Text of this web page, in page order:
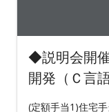
◆説明会開
開発（Ｃ言
(定額手当1)住宅